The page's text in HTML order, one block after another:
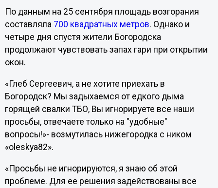
По данным на 25 сентября площадь возгорания
составляла 700 квадратных метров. Однако и
четыре дня спустя жители Богородска
продолжают чувствовать запах гари при открытии
окон.
«Глеб Сергеевич, а не хотите приехать в
Богородск? Мы задыхаемся от едкого дыма
горящей свалки ТБО, Вы игнорируете все наши
просьбы, отвечаете только на "удобные"
вопросы!»- возмутилась нижегородка с ником
«oleskya82».
«Просьбы не игнорируются, я знаю об этой
проблеме. Для ее решения задействованы все